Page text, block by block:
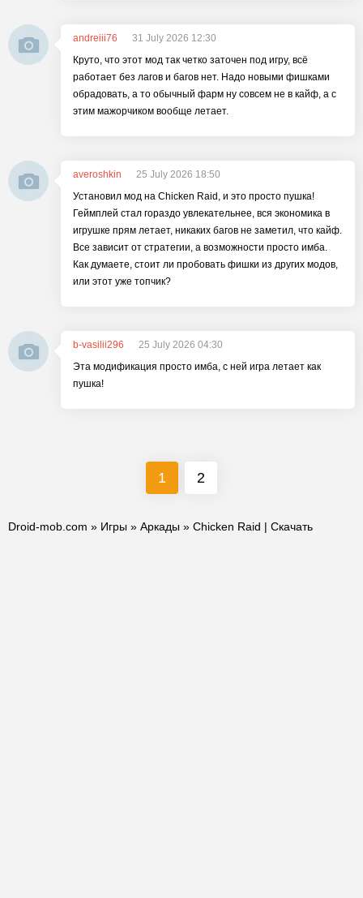
andreiii76
31 July 2026 12:30
Круто, что этот мод так четко заточен под игру, всё
работает без лагов и багов нет. Надо новыми фишками
обрадовать, а то обычный фарм ну совсем не в кайф, а с
этим мажорчиком вообще летает.
averoshkin
25 July 2026 18:50
Установил мод на Chicken Raid, и это просто пушка!
Геймплей стал гораздо увлекательнее, вся экономика в
игрушке прям летает, никаких багов не заметил, что кайф.
Все зависит от стратегии, а возможности просто имба.
Как думаете, стоит ли пробовать фишки из других модов,
или этот уже топчик?
b-vasilii296
25 July 2026 04:30
Эта модификация просто имба, с ней игра летает как
пушка!
1 2
Droid-mob.com » Игры » Аркады » Chicken Raid | Скачать